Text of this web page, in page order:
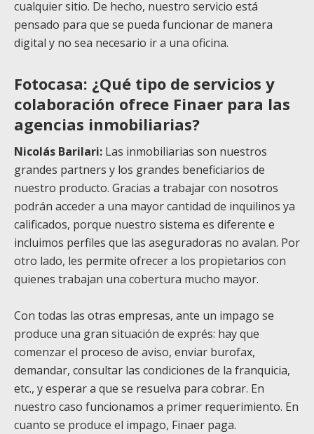
cualquier sitio. De hecho, nuestro servicio está
pensado para que se pueda funcionar de manera
digital y no sea necesario ir a una oficina.
Fotocasa: ¿Qué tipo de servicios y
colaboración ofrece Finaer para las
agencias inmobiliarias?
Nicolás Barilari: Las inmobiliarias son nuestros
grandes partners y los grandes beneficiarios de
nuestro producto. Gracias a trabajar con nosotros
podrán acceder a una mayor cantidad de inquilinos ya
calificados, porque nuestro sistema es diferente e
incluimos perfiles que las aseguradoras no avalan. Por
otro lado, les permite ofrecer a los propietarios con
quienes trabajan una cobertura mucho mayor.
Con todas las otras empresas, ante un impago se
produce una gran situación de exprés: hay que
comenzar el proceso de aviso, enviar burofax,
demandar, consultar las condiciones de la franquicia,
etc., y esperar a que se resuelva para cobrar. En
nuestro caso funcionamos a primer requerimiento. En
cuanto se produce el impago, Finaer paga.